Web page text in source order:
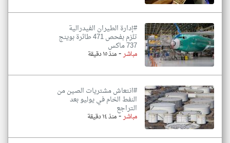
#إدارة الطيران الفيدرالية
تلزم بفحص 471 طائرة بوينج
737 ماكس
مباشر-منذ ١٥ دقيقة
#انتعاش مشتريات الصين من
النفط الخام في يوليو بعد
التراجع
مباشر-منذ ١٤ دقيقة